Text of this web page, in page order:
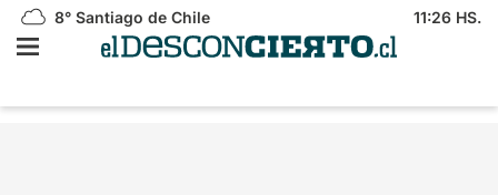
8° Santiago de Chile 11:26 HS.